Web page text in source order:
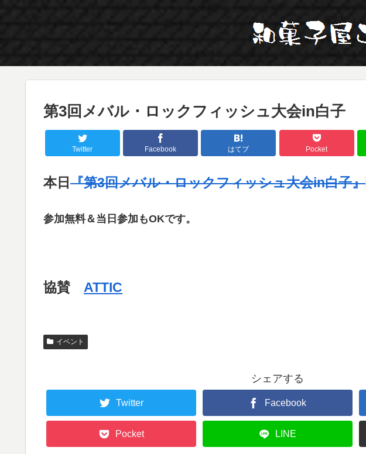
第3回メバル・ロックフィッシュ大会in白子
Twitter Facebook はてブ Pocket
本日 『第3回メバル・ロックフィッシュ大会in白子』
参加無料＆当日参加もOKです。
協賛 ATTIC
イベント
シェアする
Twitter Facebook
Pocket LINE